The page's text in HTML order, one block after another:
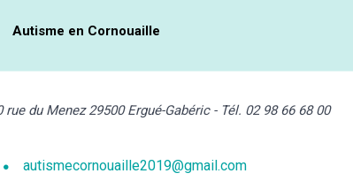
Autisme en Cornouaille
rue du Menez 29500 Ergué-Gabéric - Tél. 02 98 66 68 00
autismecornouaille2019@gmail.com